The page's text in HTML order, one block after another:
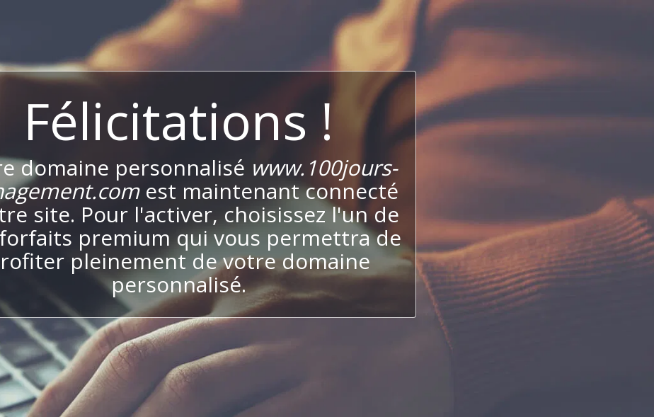
Félicitations !
domaine personnalisé www.100jours-
est maintenant connecté
site. Pour l'activer, choisissez l'un de
premium qui vous permettra de
pleinement de votre domaine
personnalisé.